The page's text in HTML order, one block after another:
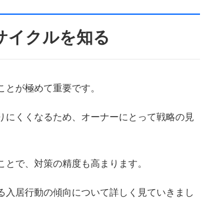
イクルを知る
が極めて重要です。
くくなるため、オーナーにとって戦略の見
で、対策の精度も高まります。
居行動の傾向について詳しく見ていきまし